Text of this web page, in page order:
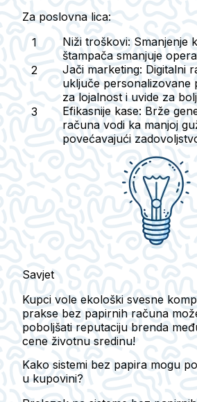
Za poslovna lica:
Niži troškovi: Smanjenje
štampača smanjuje
Jači marketing: Digitalni
uključe personalizovane
za lojalnost i uvide za
Efikasnije kase: Brže
računa vodi ka manjoj
povećavajući
Savjet
Kupci vole ekološki svesne
prakse bez papirnih računa
poboljšati reputaciju brenda
cene životnu sredinu!
Kako sistemi bez papira mogu
u kupovini?